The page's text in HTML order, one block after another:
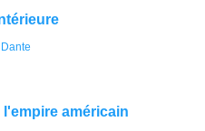
l'empire américain